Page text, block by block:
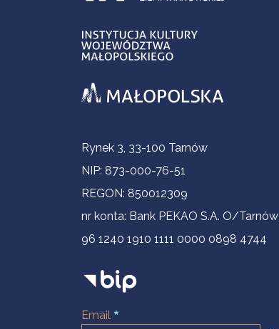
Informacje kontaktowe
Rynek 3, 33-100 Tarnów
NIP: 873-000-76-51
REGON: 850012309
nr konta: Bank PEKAO S.A. O/Tarnów
96 1240 1910 1111 0000 0898 4744
Email